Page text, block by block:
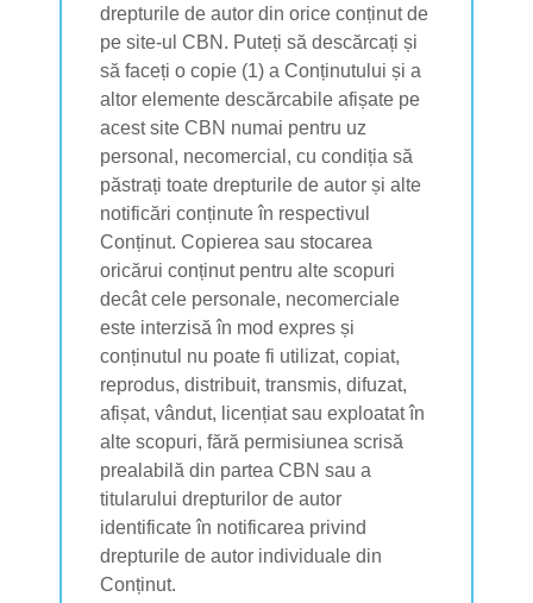
drepturile de autor din orice conținut de
pe site-ul CBN. Puteți să descărcați și
să faceți o copie (1) a Conținutului și a
altor elemente descărcabile afișate pe
acest site CBN numai pentru uz
personal, necomercial, cu condiția să
păstrați toate drepturile de autor și alte
notificări conținute în respectivul
Conținut. Copierea sau stocarea
oricărui conținut pentru alte scopuri
decât cele personale, necomerciale
este interzisă în mod expres și
conținutul nu poate fi utilizat, copiat,
reprodus, distribuit, transmis, difuzat,
afișat, vândut, licențiat sau exploatat în
alte scopuri, fără permisiunea scrisă
prealabilă din partea CBN sau a
titularului drepturilor de autor
identificate în notificarea privind
drepturile de autor individuale din
Conținut.